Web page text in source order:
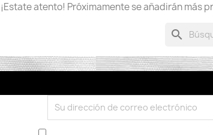
¡Estate atento! Próximamente se añadirán más
search